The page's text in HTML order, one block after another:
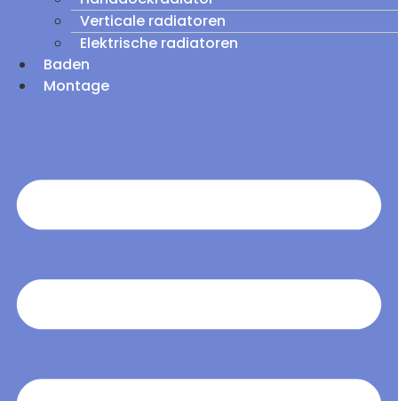
Verticale radiatoren
Elektrische radiatoren
Baden
Montage